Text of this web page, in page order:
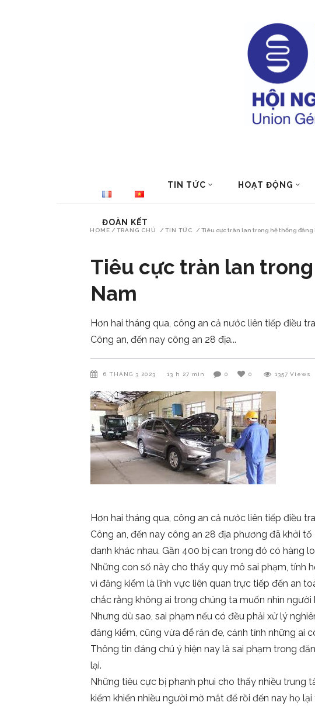
TIN TỨC HOẠT ĐỘNG
ĐOÀN KẾT
HOME / TRANG CHỦ / TIN TỨC / Tiêu cực tràn lan trong hệ thống đăng
Tiêu cực tràn lan
Nam
Hơn hai tháng qua, công an cả nước liên tiếp điều
Công an, đến nay công an 28 địa
6 THÁNG 3 2023 13 h 27 min 0 0 1357 Views
Hơn hai tháng qua, công an cả nước liên tiếp điều
Công an, đến nay công an 28 địa phương đã khởi
danh khác nhau. Gần 400 bị can trong đó có hàng
Những con số này cho thấy quy mô sai phạm, tính
vì đăng kiểm là lĩnh vực liên quan trực tiếp đến an
chắc rằng không ai trong chúng ta muốn nhìn
Nhưng dù sao, sai phạm nếu có đều phải xử lý
đăng kiểm, cũng vừa để răn đe, cảnh tỉnh những ai
Thông tin đáng chú ý hiện nay là sai phạm trong
lại.
Những tiêu cực bị phanh phui cho thấy nhiều trung
kiểm khiến nhiều người mờ mắt để rồi đến nay họ